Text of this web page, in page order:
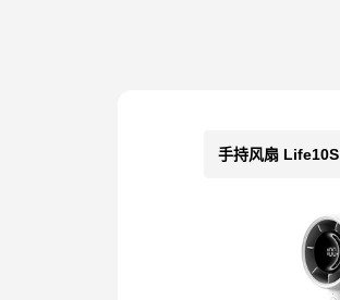
手持风扇 Life10S